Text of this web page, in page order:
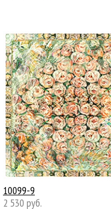
10099-9
2 530 руб.